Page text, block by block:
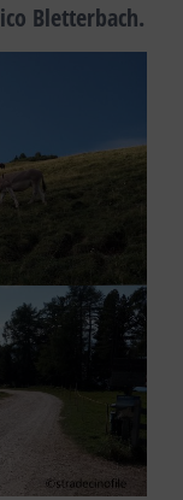
Bletterbach.